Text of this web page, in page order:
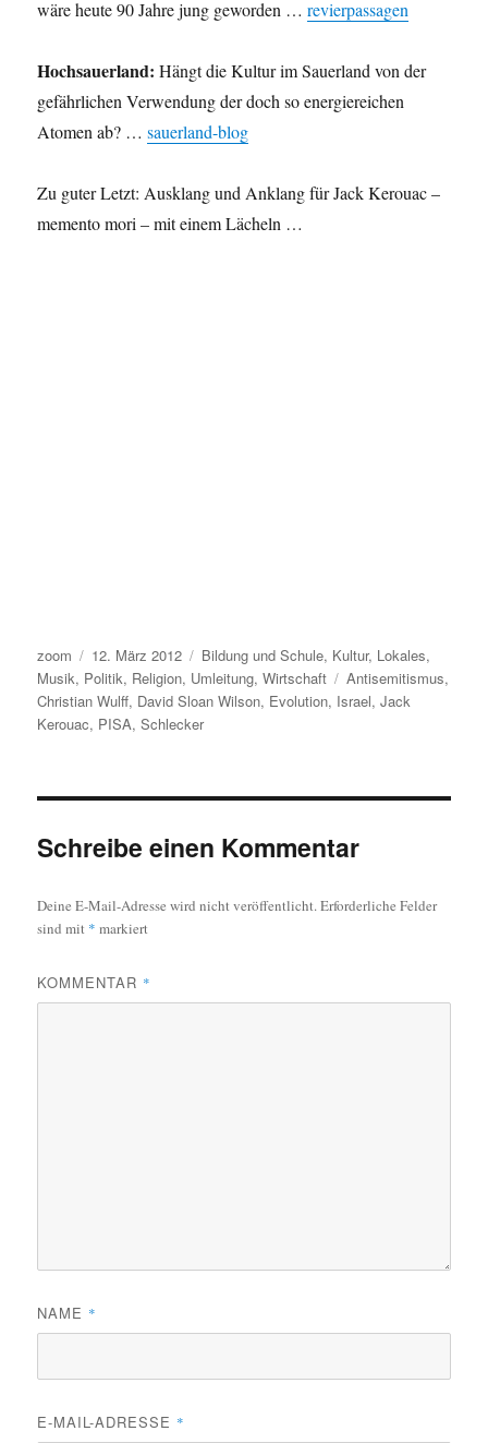
wäre heute 90 Jahre jung geworden …revierpassagen
Hochsauerland: Hängt die Kultur im Sauerland von der
gefährlichen Verwendung der doch so energiereichen
Atomen ab? …sauerland-blog
Zu guter Letzt: Ausklang und Anklang für Jack Kerouac –
memento mori – mit einem Lächeln …
Autor
zoom
Veröffentlicht
am
12. März 2012 Kategorien
Bildung und Schule, Kultur, Lokales,
Musik, Politik, Religion, Umleitung,Wirtschaft Schlagwörter
Antisemitismus,
Christian Wulff, David Sloan Wilson, Evolution, Israel,Jack
Kerouac, PISA,Schlecker
Schreibe einen Kommentar
Deine E-Mail-Adresse wird nicht veröffentlicht.Erforderliche Felder
sind mit * markiert
KOMMENTAR *
NAME *
E-MAIL-ADRESSE *